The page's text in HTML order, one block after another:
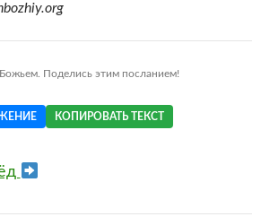
Поделись этим посланием!
КОПИРОВАТЬ ТЕКСТ